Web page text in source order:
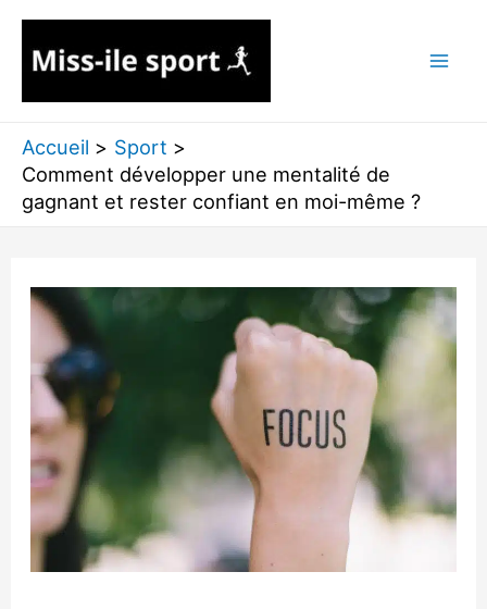
Aller
Accueil
Sport
Comment développer une mentalité de
gagnant et rester confiant en moi-même ?